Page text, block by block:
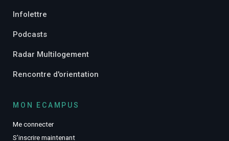
Infolettre
Podcasts
Radar Multilogement
Rencontre d'orientation
MON ECAMPUS
Me connecter
S’inscrire maintenant